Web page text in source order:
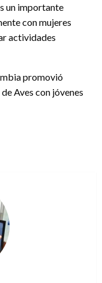
un importante
con mujeres
actividades
promovió
Aves con jóvenes